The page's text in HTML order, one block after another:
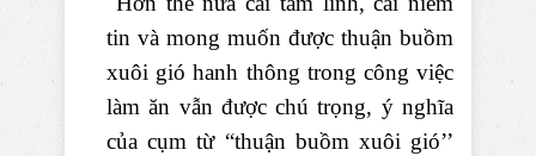
tin và mong muốn được thuận buồm
xuôi gió hanh thông trong công việc
làm ăn vẫn được chú trọng, ý nghĩa
của cụm từ “thuận buồm xuôi gió’’